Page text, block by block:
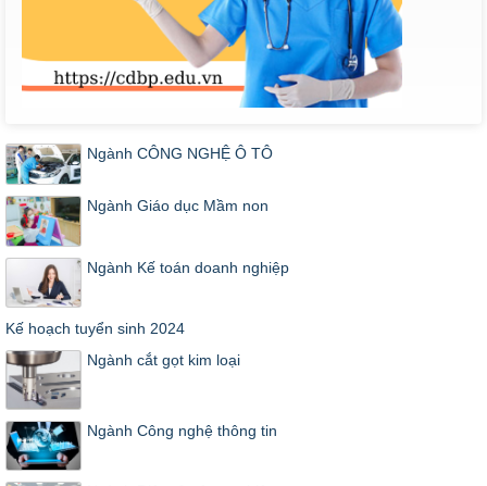
Ngành CÔNG NGHỆ Ô TÔ
Ngành Giáo dục Mầm non
Ngành Kế toán doanh nghiệp
Kế hoạch tuyển sinh 2024
Ngành cắt gọt kim loại
Ngành Công nghệ thông tin